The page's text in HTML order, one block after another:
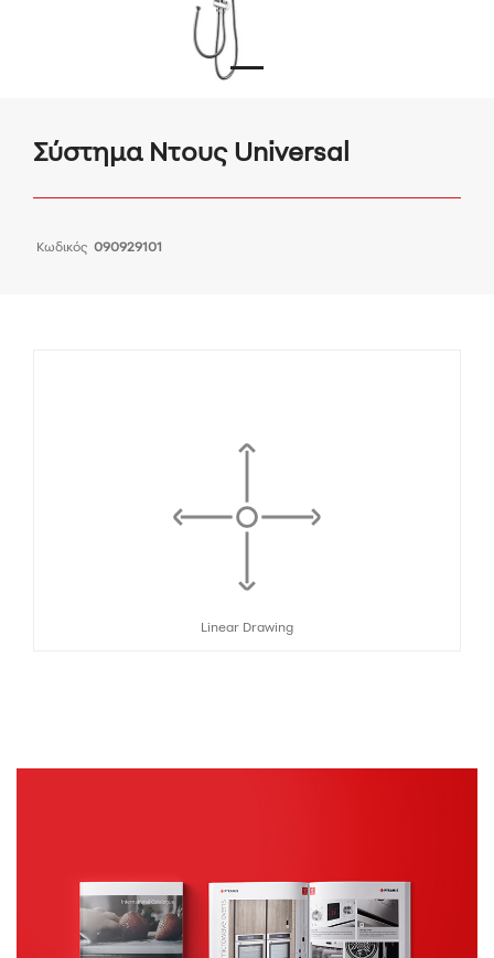
Σύστημα Ντους Universal
Κωδικός 090929101
Linear Drawing
Κατάλογοι